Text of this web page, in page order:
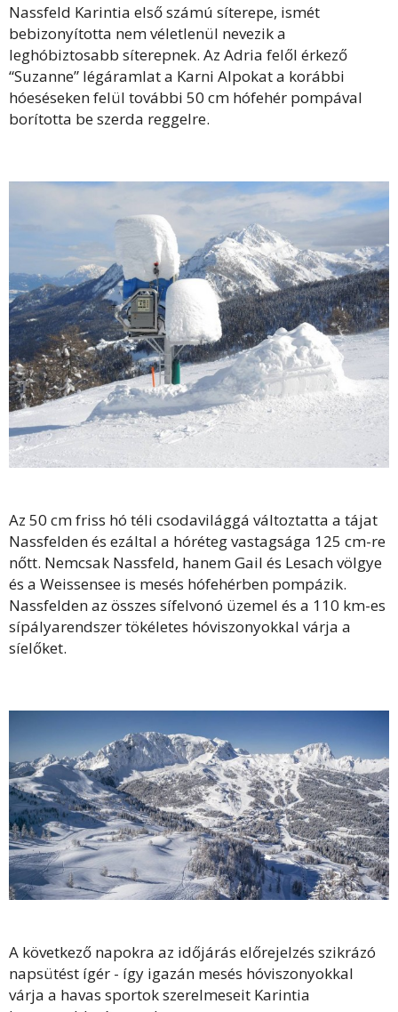
Nassfeld Karintia első számú síterepe, ismét
bebizonyította nem véletlenül nevezik a
leghóbiztosabb síterepnek. Az Adria felől érkező
“Suzanne” légáramlat a Karni Alpokat a korábbi
hóeséseken felül további 50 cm hófehér pompával
borította be szerda reggelre.
Az 50 cm friss hó téli csodavilággá változtatta a tájat
Nassfelden és ezáltal a hóréteg vastagsága 125 cm-re
nőtt. Nemcsak Nassfeld, hanem Gail és Lesach völgye
és a Weissensee is mesés hófehérben pompázik.
Nassfelden az összes sífelvonó üzemel és a 110 km-es
sípályarendszer tökéletes hóviszonyokkal várja a
síelőket.
A következő napokra az időjárás előrejelzés szikrázó
napsütést ígér - így igazán mesés hóviszonyokkal
várja a havas sportok szerelmeseit Karintia